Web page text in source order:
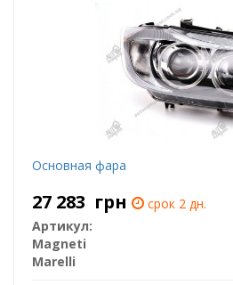
Основная фара
27 283 грн
срок 2 дн.
Артикул:
Magneti
Marelli